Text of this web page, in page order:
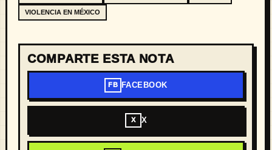
VIOLENCIA EN MÉXICO
COMPARTE ESTA NOTA
FB FACEBOOK
X X